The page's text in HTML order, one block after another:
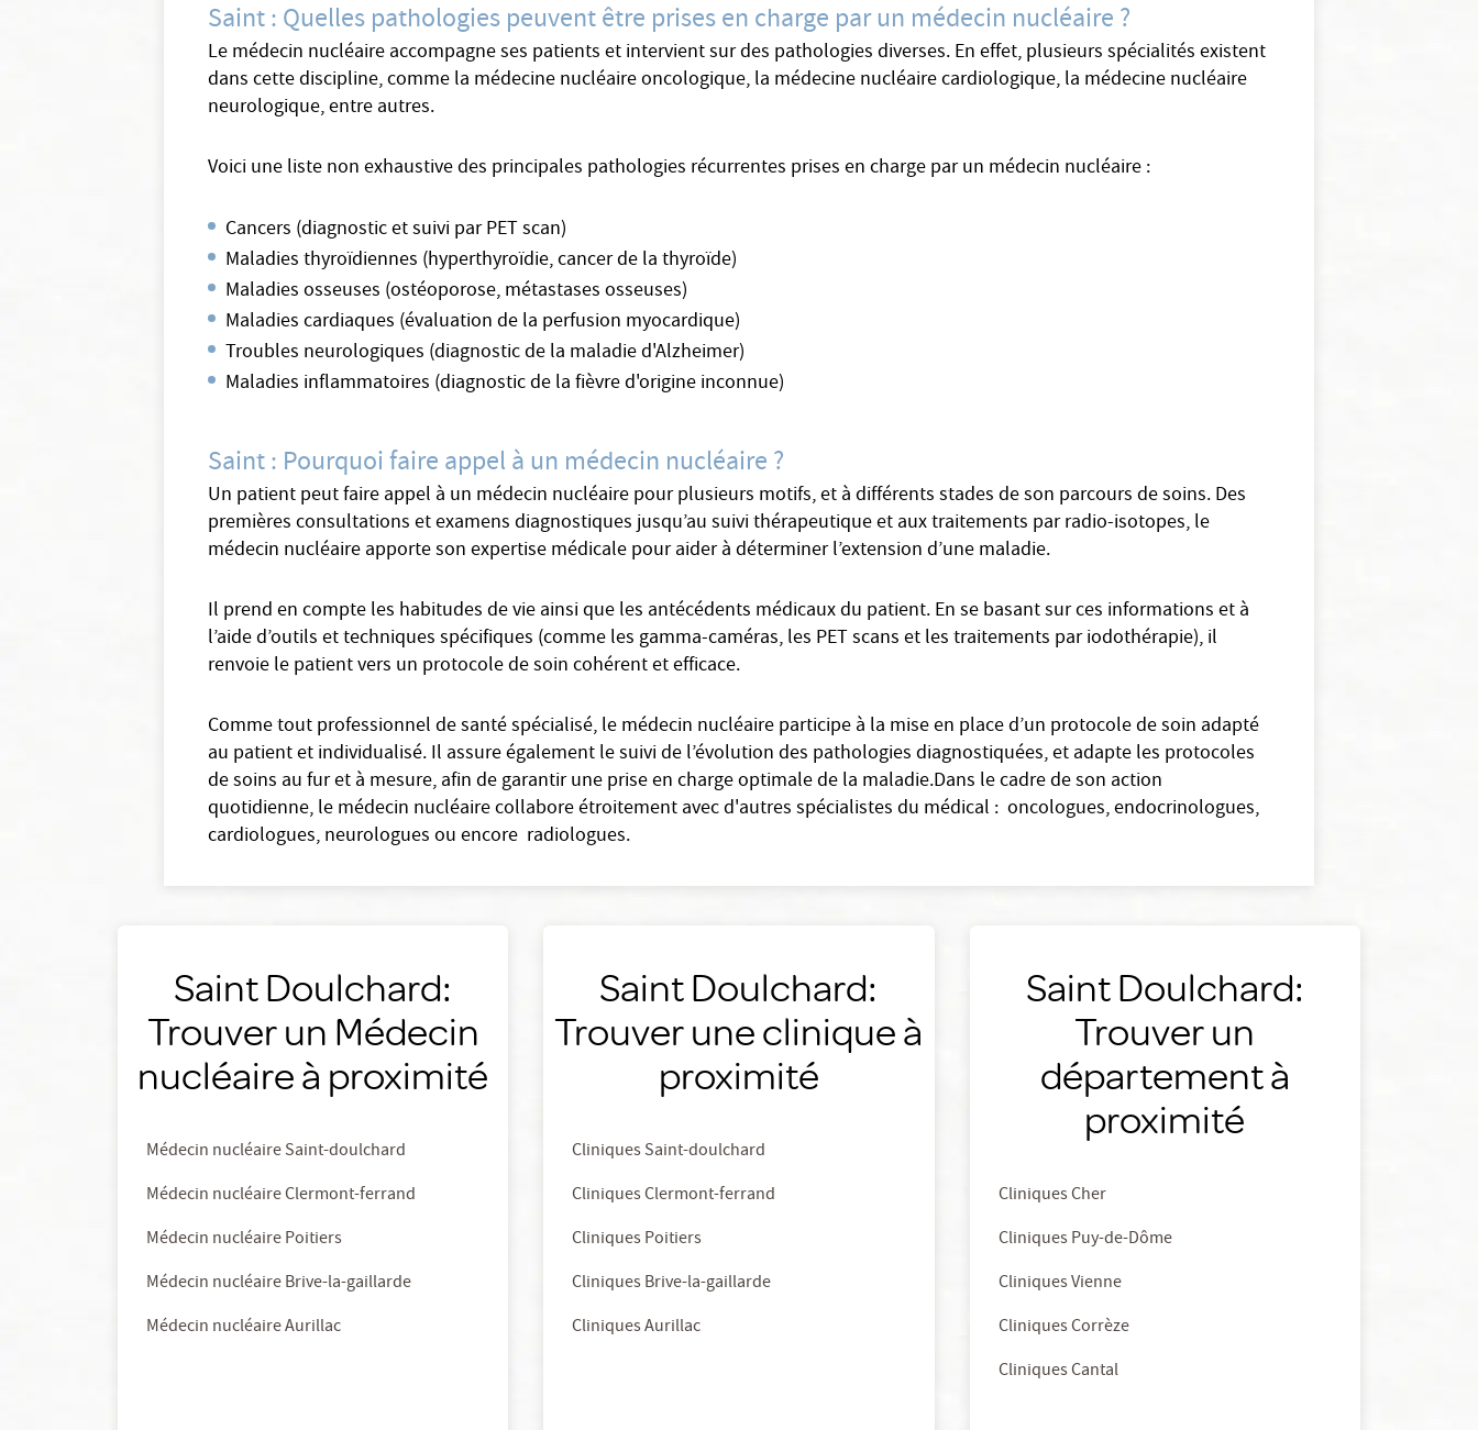
Saint : Quelles pathologies peuvent être prises en charge par un médecin nucléaire ?
Le médecin nucléaire accompagne ses patients et intervient sur des pathologies diverses. En effet, plusieurs spécialités existent
dans cette discipline, comme la médecine nucléaire oncologique, la médecine nucléaire cardiologique, la médecine nucléaire
neurologique, entre autres.
Voici une liste non exhaustive des principales pathologies récurrentes prises en charge par un médecin nucléaire :
Cancers (diagnostic et suivi par PET scan)
Maladies thyroïdiennes (hyperthyroïdie, cancer de la thyroïde)
Maladies osseuses (ostéoporose, métastases osseuses)
Maladies cardiaques (évaluation de la perfusion myocardique)
Troubles neurologiques (diagnostic de la maladie d'Alzheimer)
Maladies inflammatoires (diagnostic de la fièvre d'origine inconnue)
Saint : Pourquoi faire appel à un médecin nucléaire ?
Un patient peut faire appel à un médecin nucléaire pour plusieurs motifs, et à différents stades de son parcours de soins. Des
premières consultations et examens diagnostiques jusqu’au suivi thérapeutique et aux traitements par radio-isotopes, le
médecin nucléaire apporte son expertise médicale pour aider à déterminer l’extension d’une maladie.
Il prend en compte les habitudes de vie ainsi que les antécédents médicaux du patient. En se basant sur ces informations et à
l’aide d’outils et techniques spécifiques (comme les gamma-caméras, les PET scans et les traitements par iodothérapie), il
renvoie le patient vers un protocole de soin cohérent et efficace.
Comme tout professionnel de santé spécialisé, le médecin nucléaire participe à la mise en place d’un protocole de soin adapté
au patient et individualisé. Il assure également le suivi de l’évolution des pathologies diagnostiquées, et adapte les protocoles
de soins au fur et à mesure, afin de garantir une prise en charge optimale de la maladie.Dans le cadre de son action
quotidienne, le médecin nucléaire collabore étroitement avec d'autres spécialistes du médical : oncologues, endocrinologues,
cardiologues, neurologues ou encore radiologues.
Saint Doulchard:
Trouver un Médecin
nucléaire à proximité
Médecin nucléaire Saint-doulchard
Médecin nucléaire Clermont-ferrand
Médecin nucléaire Poitiers
Médecin nucléaire Brive-la-gaillarde
Médecin nucléaire Aurillac
Saint Doulchard:
Trouver une clinique à
proximité
Cliniques Saint-doulchard
Cliniques Clermont-ferrand
Cliniques Poitiers
Cliniques Brive-la-gaillarde
Cliniques Aurillac
Saint Doulchard:
Trouver un
département à
proximité
Cliniques Cher
Cliniques Puy-de-Dôme
Cliniques Vienne
Cliniques Corrèze
Cliniques Cantal